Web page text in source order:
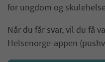
for ungdom og
Når du får svar, vil du få
Helsenorge-appen